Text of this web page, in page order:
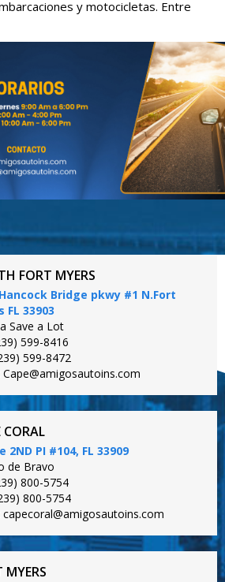
y motocicletas. Entre
FORT MYERS
Bridge pkwy #1 N.Fort
FL 33903
Save a Lot
599-8416
599-8472
Cape@amigosautoins.com
CORAL
2ND PI #104, FL 33909
de Bravo
800-5754
800-5754
capecoral@amigosautoins.com
MYERS